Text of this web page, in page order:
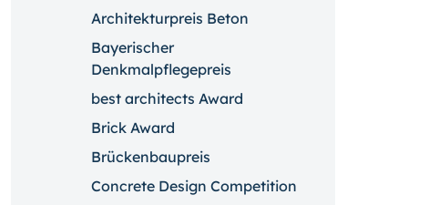
Architekturpreis Beton
Bayerischer
Denkmalpflegepreis
best architects Award
Brick Award
Brückenbaupreis
Concrete Design Competition